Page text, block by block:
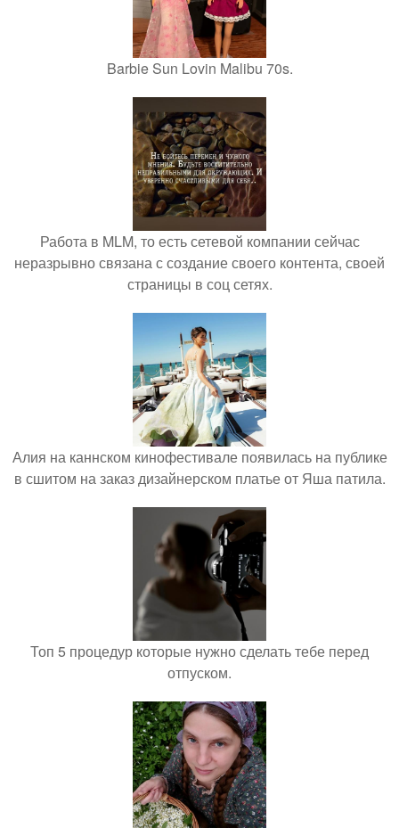
Barbie Sun Lovin Malibu 70s.
Работа в MLM, то есть сетевой компании сейчас
неразрывно связана с создание своего контента, своей
страницы в соц сетях.
Алия на каннском кинофестивале появилась на публике
в сшитом на заказ дизайнерском платье от Яша патила.
Топ 5 процедур которые нужно сделать тебе перед
отпуском.